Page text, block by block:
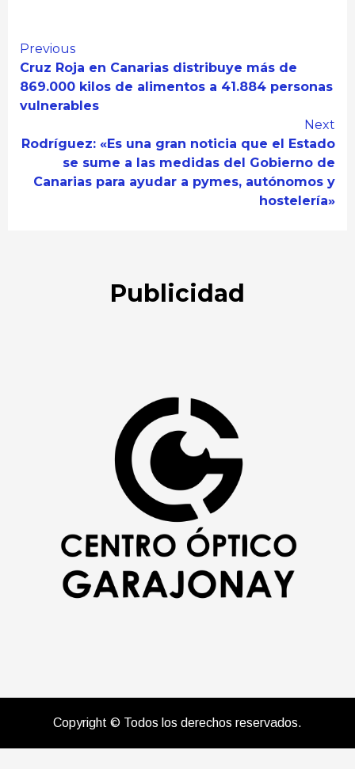
Continue
Reading
Previous
Cruz Roja en Canarias distribuye más de
869.000 kilos de alimentos a 41.884 personas
vulnerables
Next
Rodríguez: «Es una gran noticia que el Estado
se sume a las medidas del Gobierno de
Canarias para ayudar a pymes, autónomos y
hostelería»
Publicidad
Copyright © Todos los derechos reservados.